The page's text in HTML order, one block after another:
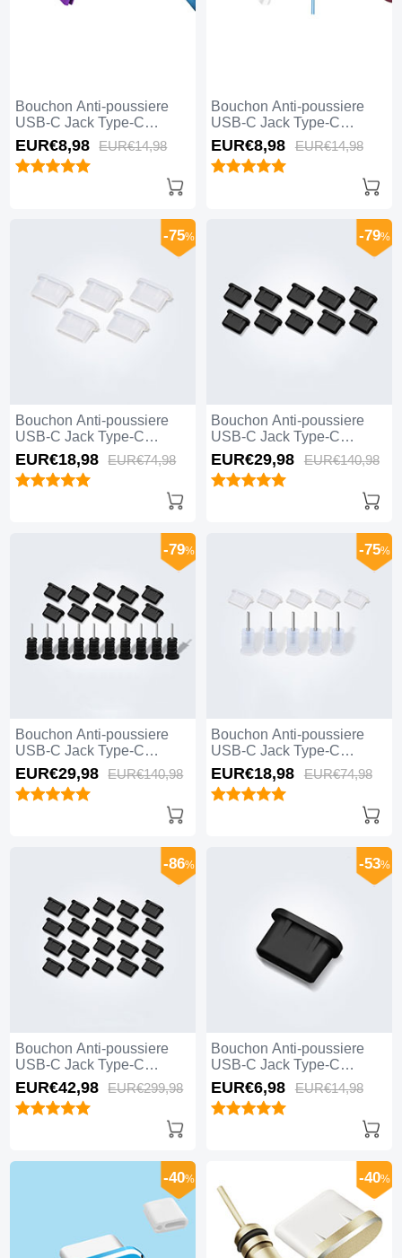
Bouchon Anti-poussiere
USB-C Jack Type-C
Universel H13 Violet
EUR€8,98 EUR€14,98
Bouchon Anti-poussiere
USB-C Jack Type-C
Universel H12 Bleu
EUR€8,98 EUR€14,98
Bouchon Anti-poussiere
USB-C Jack Type-C
Universel 5PCS H01 Blanc
-75%
EUR€18,98 EUR€74,98
Bouchon Anti-poussiere
USB-C Jack Type-C
Universel 10PCS H01 Noir
-79%
EUR€29,98 EUR€140,98
Bouchon Anti-poussiere
USB-C Jack Type-C
Universel 10PCS Noir
-79%
EUR€29,98 EUR€140,98
Bouchon Anti-poussiere
USB-C Jack Type-C
Universel 5PCS Blanc
-75%
EUR€18,98 EUR€74,98
Bouchon Anti-poussiere
USB-C Jack Type-C
Universel 20PCS Noir
-86%
EUR€42,98 EUR€299,98
Bouchon Anti-poussiere
USB-C Jack Type-C
Universel H11 Noir
-53%
EUR€6,98 EUR€14,98
-40% -40%